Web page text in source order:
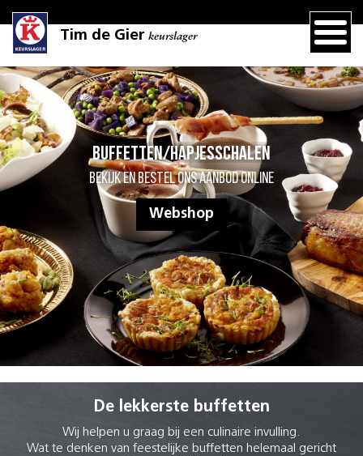
Tim de Gier keurslager
Buffetten/hapjesschalen
Bekijk en bestel ons aanbod online
Webshop
De lekkerste buffetten
Wij helpen u graag bij een culinaire invulling.
Wat te denken van feestelijke buffetten helemaal gericht